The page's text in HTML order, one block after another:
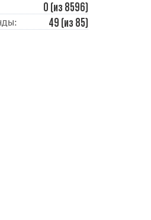
0 (из 8596)
49 (из 85)